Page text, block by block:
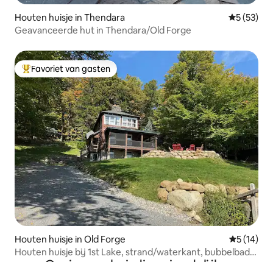
Houten huisje in Thendara
5 (53)
Geavanceerde hut in Thendara/Old Forge
Topfavoriet van gasten
Favoriet van gasten
Houten huisje in Old Forge
5 (14)
Houten huisje bij 1st Lake, strand/waterkant, bubbelbad